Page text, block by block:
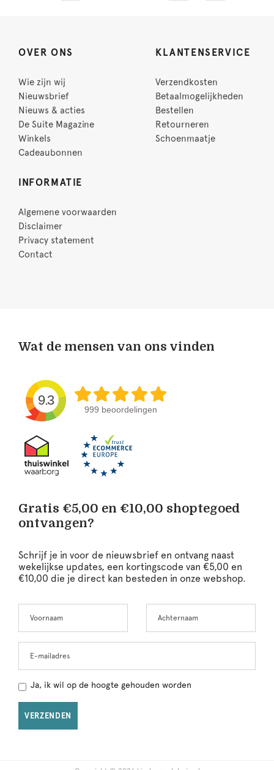
OVER ONS
Wie zijn wij
Nieuwsbrief
Nieuws & acties
De Suite Magazine
Winkels
Cadeaubonnen
KLANTENSERVICE
Verzendkosten
Betaalmogelijkheden
Bestellen
Retourneren
Schoenmaatje
INFORMATIE
Algemene voorwaarden
Disclaimer
Privacy statement
Contact
Wat de mensen van ons vinden
9.3
999 beoordelingen
Gratis €5,00 en €10,00 shoptegoed
ontvangen?
Schrijf je in voor de nieuwsbrief en ontvang naast
wekelijkse updates, een kortingscode van €5,00 en
€10,00 die je direct kan besteden in onze webshop.
this
Ja, ik wil op de hoogte gehouden worden
VERZENDEN